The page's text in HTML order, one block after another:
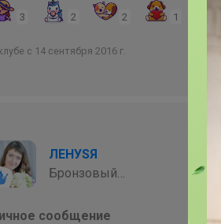
3 2 2 1
с 14 сентября 2016 г.
ЛЕНУSЯ
Бронзовый
сообщение